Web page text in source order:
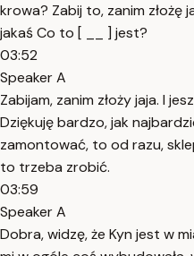
krowa? Zabij to, zanim złożę
jakaś Co to [ __ ] jest?
03:52
Speaker A
Zabijam, zanim złoży jaja. I
Dziękuję bardzo, jak
zamontować, to od razu,
to trzeba zrobić.
03:59
Speaker A
Dobra, widzę, że Kyn jest w